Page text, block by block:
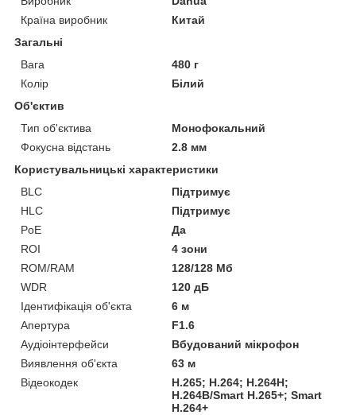
Країна виробник
Китай
Загальні
Вага
480 г
Колір
Білий
Об'єктив
Тип об'єктива
Монофокальний
Фокусна відстань
2.8 мм
Користувальницькі характеристики
BLC
Підтримує
HLC
Підтримує
PoE
Да
ROI
4 зони
ROM/RAM
128/128 Мб
WDR
120 дБ
Ідентифікація об'єкта
6 м
Апертура
F1.6
Аудіоінтерфейси
Вбудований мікрофон
Виявлення об'єкта
63 м
Відеокодек
H.265; H.264; H.264H;
H.264B/Smart H.265+; Smart
H.264+